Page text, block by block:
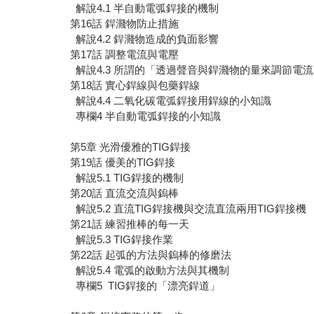
解說4.1 半自動電弧銲接的機制
第16話 銲濺物防止措施
解說4.2 銲濺物造成的負面影響
第17話 調整電流與電壓
解說4.3 所謂的「透過聲音與銲濺物的量來調節電
第18話 實心銲線與包藥銲線
解說4.4 二氧化碳電弧銲接用銲線的小知識
專欄4 半自動電弧銲接的小知識
第5章 光滑優雅的TIG銲接
第19話 優美的TIG銲接
解說5.1 TIG銲接的機制
第20話 直流交流與鎢棒
解說5.2 直流TIG銲接機與交流直流兩用TIG銲接機
第21話 練習推棒的每一天
解說5.3 TIG銲接作業
第22話 起弧的方法與鎢棒的修磨法
解說5.4 電弧的啟動方法與其機制
專欄5 TIG銲接的「漂亮銲道」